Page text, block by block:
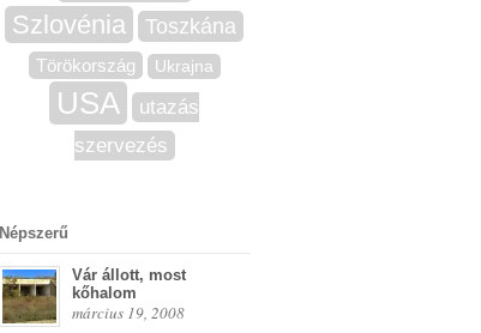
Szlovénia
Toszkána
Törökország Ukrajna
USA
utazás
szervezés
Népszerű
Vár állott, most
kőhalom
március 19, 2008